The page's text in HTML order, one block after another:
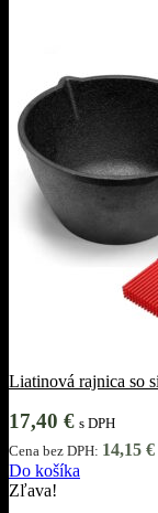
Liatinová rajnica so
17,40 € s DPH
Cena bez DPH: 14,15 €
Do košíka
Zľava!